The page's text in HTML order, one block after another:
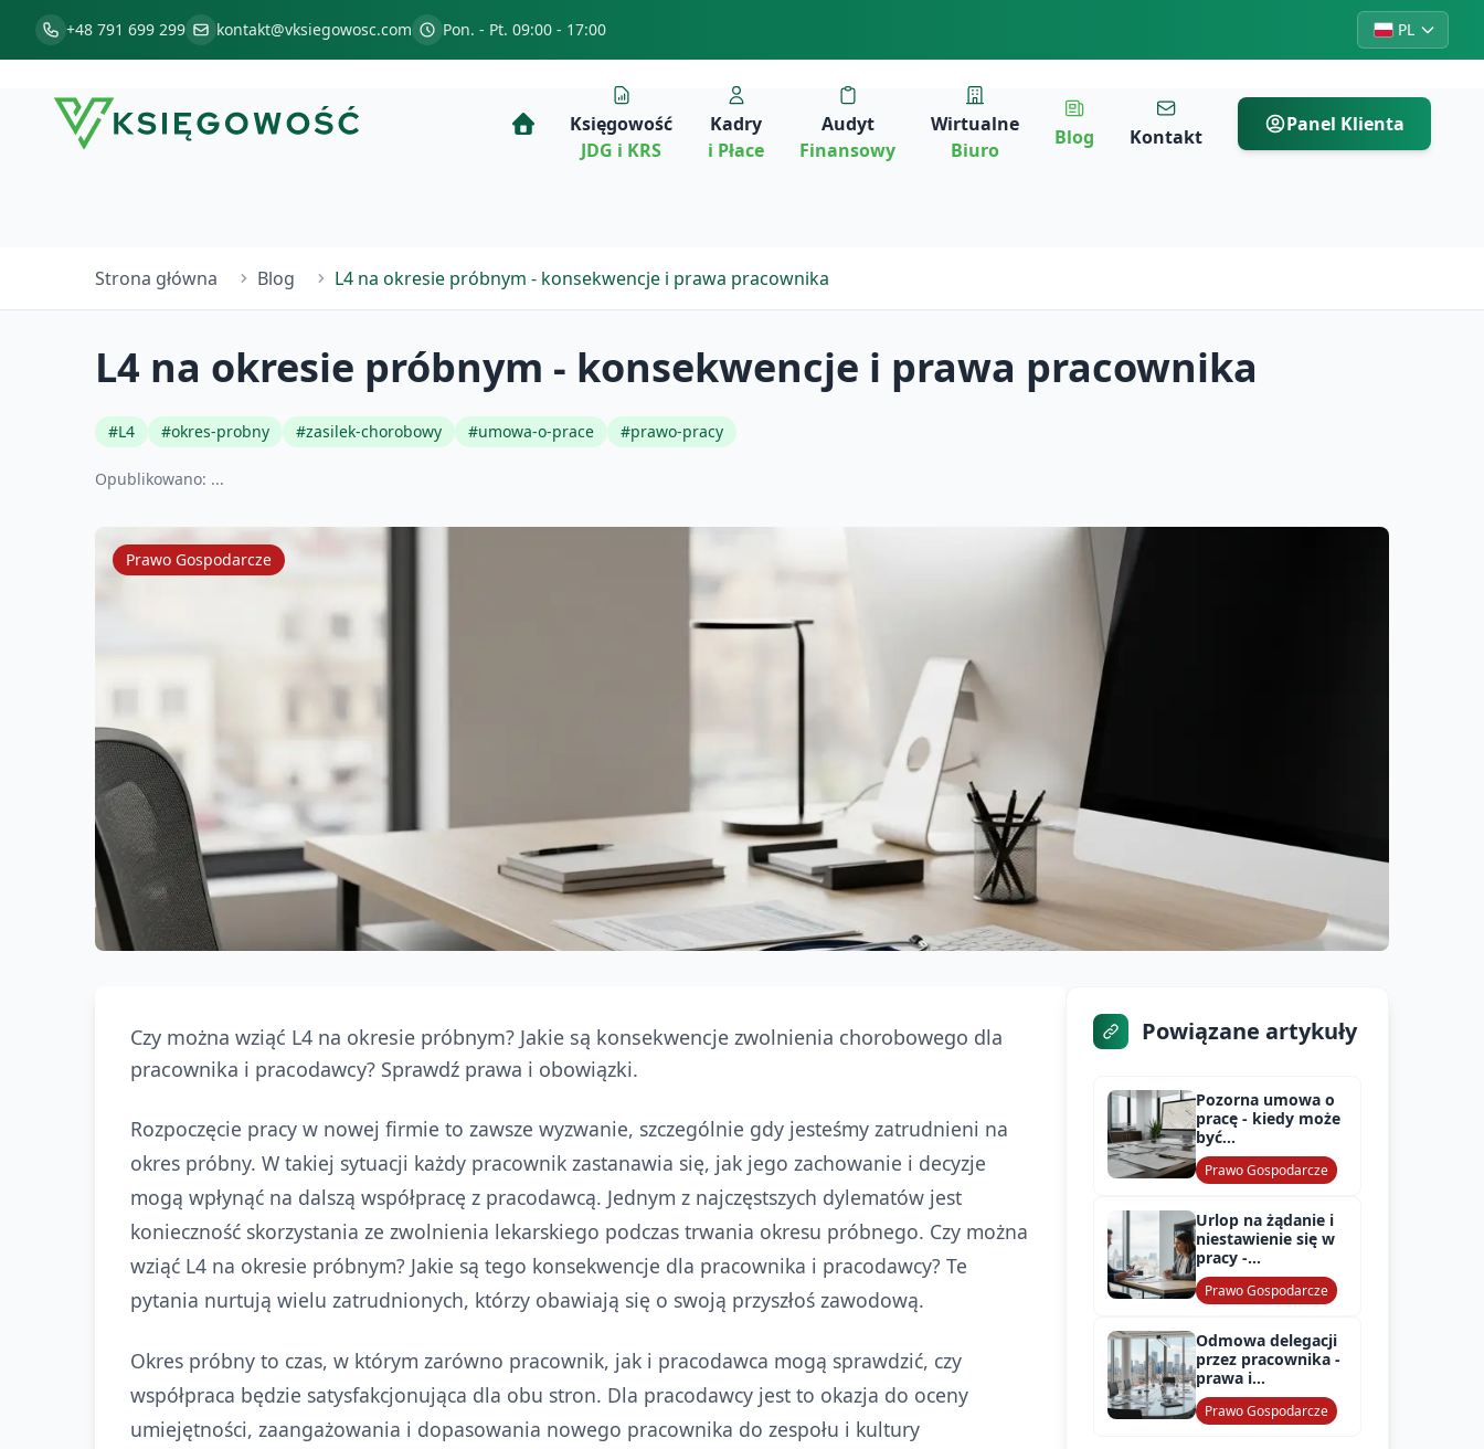
+48 791 699 299 kontakt@vksiegowosc.com Pon. - Pt. 09:00 - 17:00 PL
Księgowość
JDG i KRS
Kadry
i Płace
Audyt
Finansowy
Wirtualne
Biuro
Blog Kontakt
Panel Klienta
Strona główna Blog L4 na okresie próbnym - konsekwencje i prawa pracownika
L4 na okresie próbnym - konsekwencje i prawa pracownika
#L4 #okres-probny #zasilek-chorobowy #umowa-o-prace #prawo-pracy
Opublikowano: ...
Prawo Gospodarcze
Czy można wziąć L4 na okresie próbnym? Jakie są konsekwencje zwolnienia chorobowego dla
pracownika i pracodawcy? Sprawdź prawa i obowiązki.
Rozpoczęcie pracy w nowej firmie to zawsze wyzwanie, szczególnie gdy jesteśmy zatrudnieni na
okres próbny. W takiej sytuacji każdy pracownik zastanawia się, jak jego zachowanie i decyzje
mogą wpłynąć na dalszą współpracę z pracodawcą. Jednym z najczęstszych dylematów jest
konieczność skorzystania ze zwolnienia lekarskiego podczas trwania okresu próbnego. Czy można
wziąć L4 na okresie próbnym? Jakie są tego konsekwencje dla pracownika i pracodawcy? Te
pytania nurtują wielu zatrudnionych, którzy obawiają się o swoją przyszłoś zawodową.
Okres próbny to czas, w którym zarówno pracownik, jak i pracodawca mogą sprawdzić, czy
współpraca będzie satysfakcjonująca dla obu stron. Dla pracodawcy jest to okazja do oceny
umiejętności, zaangażowania i dopasowania nowego pracownika do zespołu i kultury
Powiązane artykuły
Pozorna umowa o
pracę - kiedy może
być
zakwestionowana
Prawo Gospodarcze
Urlop na żądanie i
niestawienie się w
pracy -
konsekwencje
Prawo Gospodarcze
Odmowa delegacji
przez pracownika -
prawa i
konsekwencje
Prawo Gospodarcze